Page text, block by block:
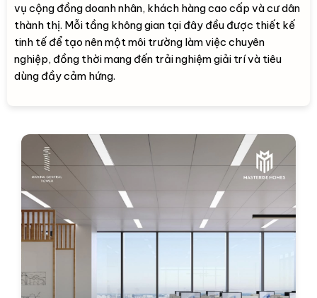
vụ cộng đồng doanh nhân, khách hàng cao cấp và cư dân
thành thị. Mỗi tầng không gian tại đây đều được thiết kế
tinh tế để tạo nên một môi trường làm việc chuyên
nghiệp, đồng thời mang đến trải nghiệm giải trí và tiêu
dùng đầy cảm hứng.